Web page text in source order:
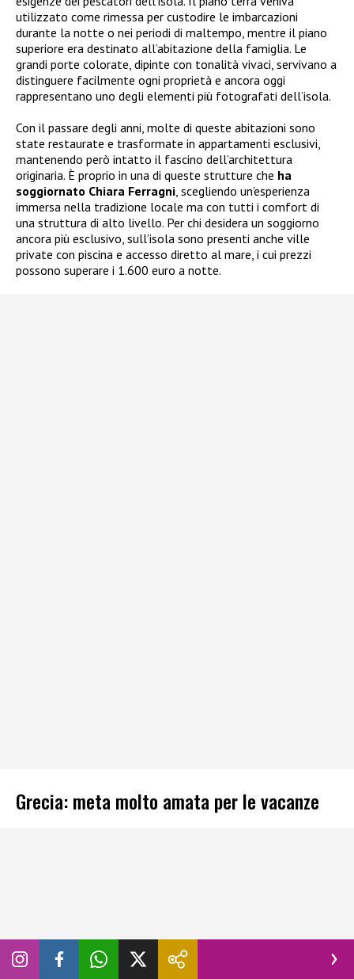
utilizzato come rimessa per custodire le imbarcazioni
durante la notte o nei periodi di maltempo, mentre il piano
superiore era destinato all’abitazione della famiglia. Le
grandi porte colorate, dipinte con tonalità vivaci, servivano a
distinguere facilmente ogni proprietà e ancora oggi
rappresentano uno degli elementi più fotografati dell’isola.
Con il passare degli anni, molte di queste abitazioni sono
state restaurate e trasformate in appartamenti esclusivi,
mantenendo però intatto il fascino dell’architettura
originaria. È proprio in una di queste strutture che ha
soggiornato Chiara Ferragni , scegliendo un’esperienza
immersa nella tradizione locale ma con tutti i comfort di
una struttura di alto livello. Per chi desidera un soggiorno
ancora più esclusivo, sull’isola sono presenti anche ville
private con piscina e accesso diretto al mare, i cui prezzi
possono superare i 1.600 euro a notte.
Grecia: meta molto amata per le vacanze